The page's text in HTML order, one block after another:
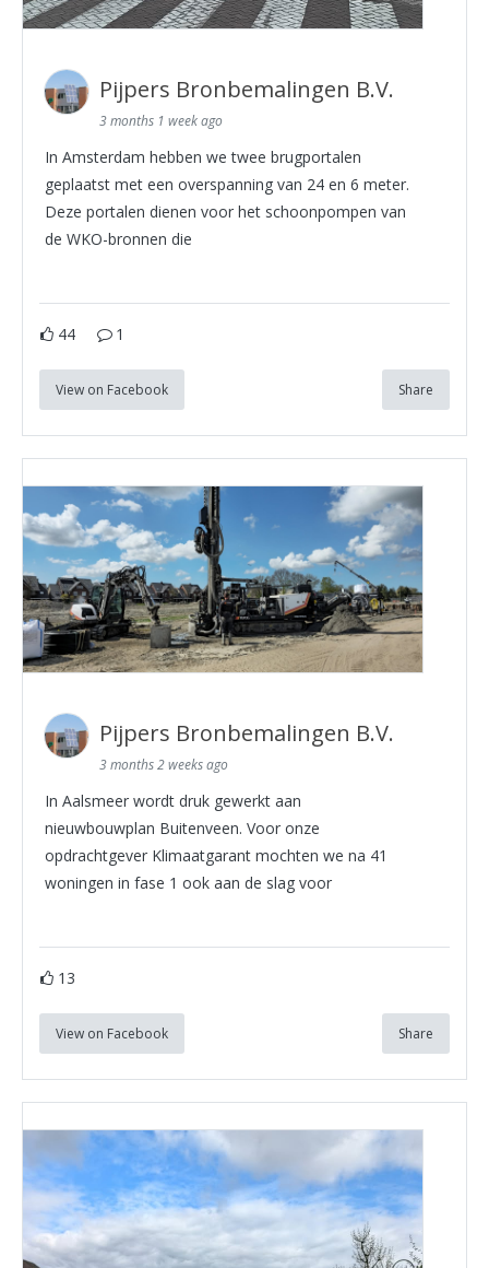
Pijpers Bronbemalingen B.V.
3 months 1 week ago
In Amsterdam hebben we twee brugportalen
geplaatst met een overspanning van 24 en 6 meter.
Deze portalen dienen voor het schoonpompen van
de WKO-bronnen die
44 1
View on Facebook Share
Pijpers Bronbemalingen B.V.
3 months 2 weeks ago
In Aalsmeer wordt druk gewerkt aan
nieuwbouwplan Buitenveen. Voor onze
opdrachtgever Klimaatgarant mochten we na 41
woningen in fase 1 ook aan de slag voor
13
View on Facebook Share